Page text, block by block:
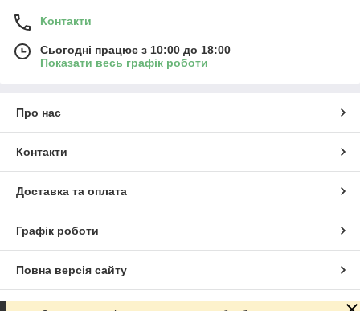
Контакти
Сьогодні працює з 10:00 до 18:00
Показати весь графік роботи
Про нас
Контакти
Доставка та оплата
Графік роботи
Повна версія сайту